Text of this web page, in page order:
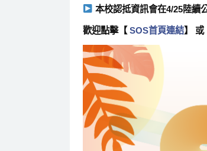
本校認抵資訊會在4/25陸續
歡迎點擊【 SOS首頁連結】 或